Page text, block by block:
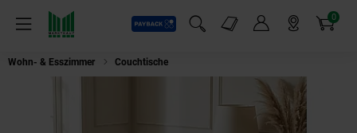
Menü
Payback
Suchfeld einblenden
Markt-Angebote 0
Artikel
Wohn- & Esszimmer Couchtische